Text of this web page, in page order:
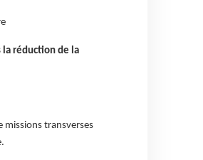
réduction de la
missions transverses